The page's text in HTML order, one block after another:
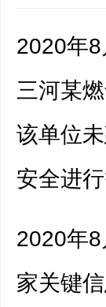
2020年
三河某
该单位
安全进
2020年
家关键